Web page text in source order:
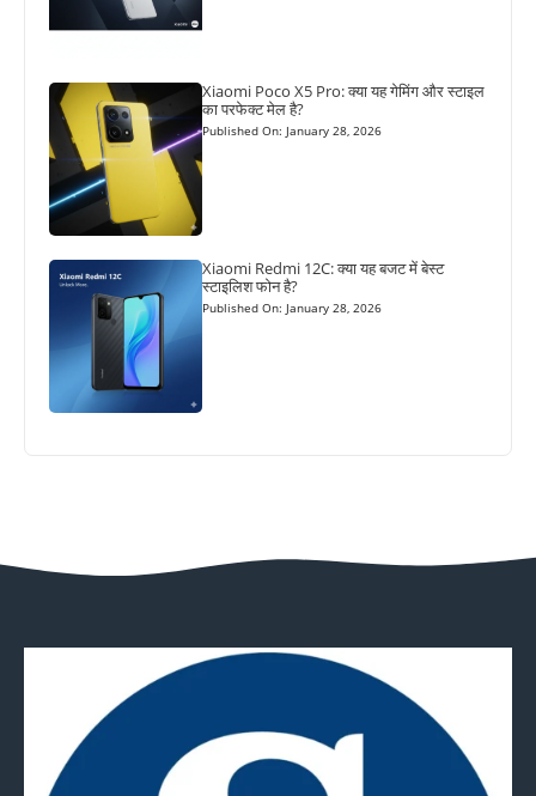
Xiaomi Poco X5 Pro: क्या यह गेमिंग और स्टाइल
का परफेक्ट मेल है?
Published On: January 28, 2026
Xiaomi Redmi 12C: क्या यह बजट में बेस्ट
स्टाइलिश फोन है?
Published On: January 28, 2026